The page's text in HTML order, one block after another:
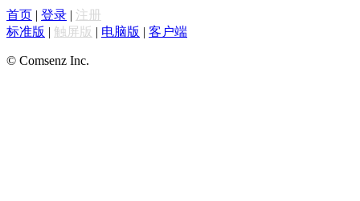
首页 | 登录 | 注册
标准版 | 触屏版 | 电脑版 | 客户端
© Comsenz Inc.